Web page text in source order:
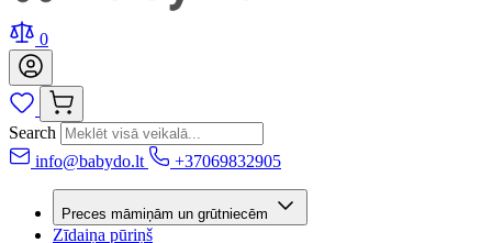
0
Search
info@babydo.lt
+37069832905
Preces māmiņām un grūtniecēm
Zīdaiņa pūriņš